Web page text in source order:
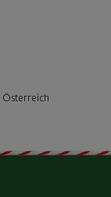
Österreich